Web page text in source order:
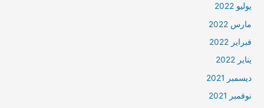
يوليو 2022
مارس 2022
فبراير 2022
يناير 2022
ديسمبر 2021
نوفمبر 2021